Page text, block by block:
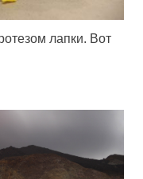
лапки. Вот